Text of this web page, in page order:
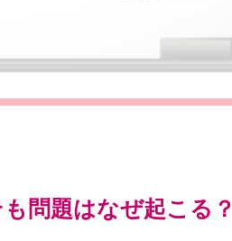
問題はなぜ起こる？